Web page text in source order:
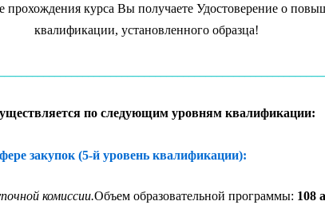
прохождения курса Вы получаете Удостоверение о
квалификации, установленного образца!
по следующим уровням квалификации:
закупок (5-й уровень квалификации):
комиссии.Объем образовательной программы: 108